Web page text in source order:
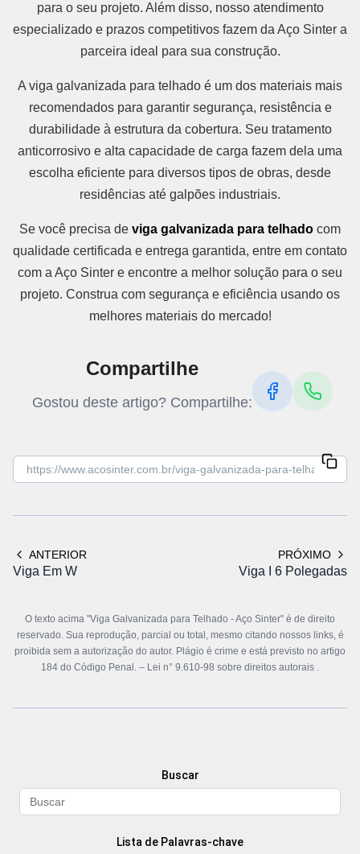
para o seu projeto. Além disso, nosso atendimento
especializado e prazos competitivos fazem da Aço Sinter a
parceira ideal para sua construção.
A viga galvanizada para telhado é um dos materiais mais
recomendados para garantir segurança, resistência e
durabilidade à estrutura da cobertura. Seu tratamento
anticorrosivo e alta capacidade de carga fazem dela uma
escolha eficiente para diversos tipos de obras, desde
residências até galpões industriais.
Se você precisa de viga galvanizada para telhado com
qualidade certificada e entrega garantida, entre em contato
com a Aço Sinter e encontre a melhor solução para o seu
projeto. Construa com segurança e eficiência usando os
melhores materiais do mercado!
Compartilhe
Gostou deste artigo? Compartilhe:
ANTERIOR
Viga Em W
PRÓXIMO
Viga I 6 Polegadas
O texto acima "Viga Galvanizada para Telhado - Aço Sinter" é de direito
reservado. Sua reprodução, parcial ou total, mesmo citando nossos links, é
proibida sem a autorização do autor. Plágio é crime e está previsto no artigo
184 do Código Penal. – Lei n° 9.610-98 sobre direitos autorais .
Buscar
Lista de Palavras-chave